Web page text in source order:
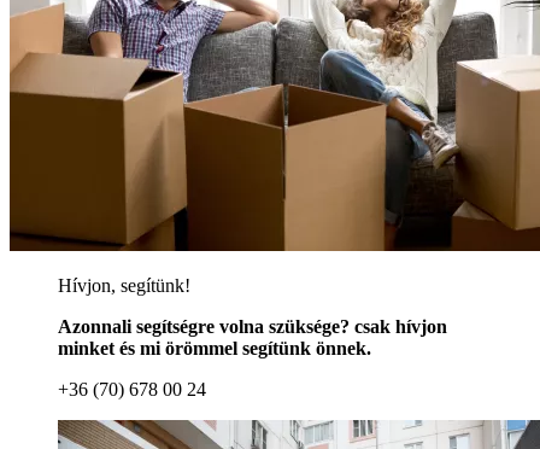
Hívjon, segítünk!
Azonnali segítségre volna szüksége? csak hívjon
minket és mi örömmel segítünk önnek.
+36 (70) 678 00 24